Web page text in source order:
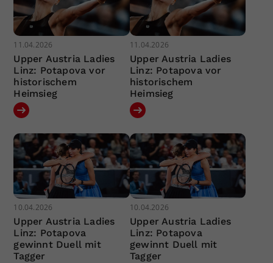
11.04.2026
Upper Austria Ladies
Linz: Potapova vor
historischem
Heimsieg
11.04.2026
Upper Austria Ladies
Linz: Potapova vor
historischem
Heimsieg
10.04.2026
Upper Austria Ladies
Linz: Potapova
gewinnt Duell mit
Tagger
10.04.2026
Upper Austria Ladies
Linz: Potapova
gewinnt Duell mit
Tagger